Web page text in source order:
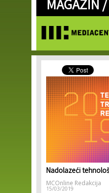
Skip to
main
MAGAZIN /
Nadolazeći
MCOnline Redakcija
15/03/2019